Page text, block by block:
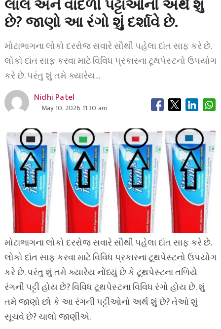
લાલ અને વાદળી પટ્ટાઓનો અર્થ શું
છે? જાણો આ રંગો શું દર્શાવે છે.
મોટાભાગના લોકો દરરોજ સવારે સૌથી પહેલા દાંત સાફ કરે છે.
લોકો દાંત સાફ કરવા માટે વિવિધ પ્રકારના ટૂથપેસ્ટનો ઉપયોગ
કરે છે. પરંતુ શું તમે ક્યારેય…
Nidhi Patel
May 10, 2026 11:30 am
મોટાભાગના લોકો દરરોજ સવારે સૌથી પહેલા દાંત સાફ કરે છે.
લોકો દાંત સાફ કરવા માટે વિવિધ પ્રકારના ટૂથપેસ્ટનો ઉપયોગ
કરે છે. પરંતુ શું તમે ક્યારેય નોંધ્યું છે કે ટૂથપેસ્ટના તળિયે
રંગની પટ્ટી હોય છે? વિવિધ ટૂથપેસ્ટના વિવિધ રંગો હોય છે. શું
તમે જાણો છો કે આ રંગની પટ્ટીઓનો અર્થ શું છે? તેઓ શું
સૂચવે છે? ચાલો જાણીએ.